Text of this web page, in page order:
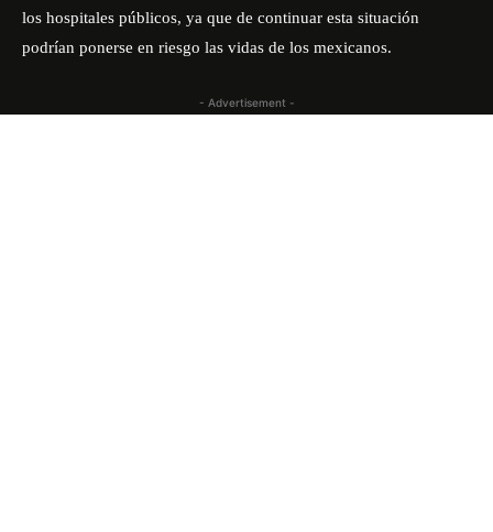
los hospitales públicos, ya que de continuar esta situación
podrían ponerse en riesgo las vidas de los mexicanos.
- Advertisement -